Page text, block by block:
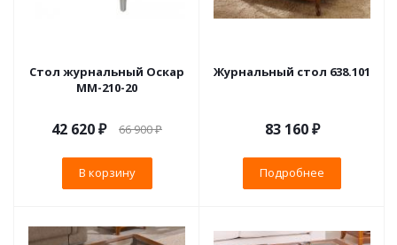
Стол журнальный Оскар
ММ-210-20
42 620₽ 66 900₽
В корзину
Журнальный стол 638.101
83 160 ₽
Подробнее